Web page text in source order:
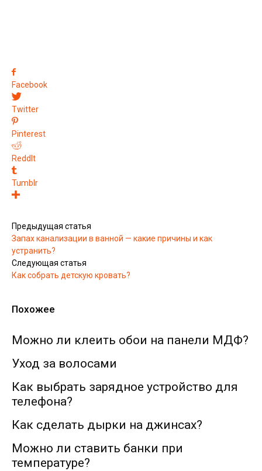
Facebook
Twitter
Pinterest
ReddIt
Tumblr
Предыдущая статья
Запах канализации в ванной — какие причины и как
устранить?
Следующая статья
Как собрать детскую кровать?
Похожее
Можно ли клеить обои на панели МДФ?
Уход за волосами
Как выбрать зарядное устройство для
телефона?
Как сделать дырки на джинсах?
Можно ли ставить банки при
температуре?